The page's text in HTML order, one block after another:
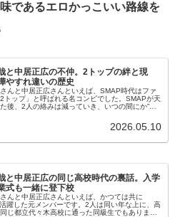
であるエロかっこいい路線を
と中居正広の不仲。2トップの絆と現
やすれ違いの歴史
んと中居正広さんといえば、SMAP時代はファ
トップ」と呼ばれる名コンビでした。SMAPが天
後、2人の絡みは減っていき、いつの間にか”不
2026.05.10
と中居正広の同じ高校時代の裏話。入学
式も一緒に登下校
んと中居正広さんといえば、かつては共に
躍した元メンバーです。2人は同い年な上に、高
じ都立代々木高校に通った同級生でもあります